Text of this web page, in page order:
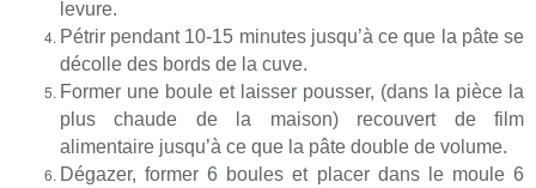
levure.
Pétrir pendant 10-15 minutes jusqu’à ce que la pâte se
décolle des bords de la cuve.
Former une boule et laisser pousser, (dans la pièce la
plus chaude de la maison) recouvert de film
alimentaire jusqu’à ce que la pâte double de volume.
Dégazer, former 6 boules et placer dans le moule 6